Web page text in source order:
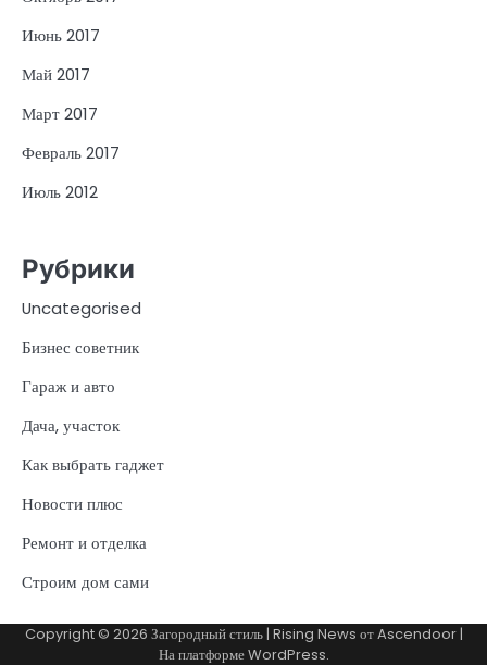
Июнь 2017
Май 2017
Март 2017
Февраль 2017
Июль 2012
Рубрики
Uncategorised
Бизнес советник
Гараж и авто
Дача, участок
Как выбрать гаджет
Новости плюс
Ремонт и отделка
Строим дом сами
Copyright © 2026 Загородный стиль| Rising News отAscendoor|
На платформеWordPress.